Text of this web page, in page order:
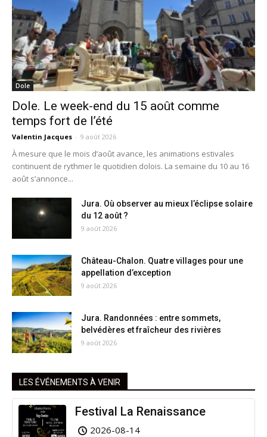
Dole
Dole. Le week-end du 15 août comme
temps fort de l’été
Valentin Jacques - 9 août 2026
À mesure que le mois d’août avance, les animations estivales
continuent de rythmer le quotidien dolois. La semaine du 10 au 16
août s’annonce...
Jura. Où observer au mieux l’éclipse solaire
du 12 août ?
9 août 2026
Château-Chalon. Quatre villages pour une
appellation d’exception
9 août 2026
Jura. Randonnées : entre sommets,
belvédères et fraîcheur des rivières
9 août 2026
LES ÉVÉNEMENTS À VENIR
Festival La Renaissance
2026-08-14